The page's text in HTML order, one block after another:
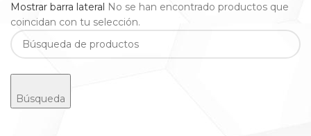
Mostrar barra lateral No se han encontrado productos que
coincidan con tu selección.
Búsqueda